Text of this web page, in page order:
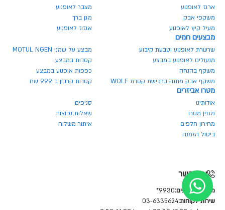
ארגז לאופנוע
מצבר לאופנוע
משקפי אבק
מגן ברך
מעיל קיץ לאופנוע
אגזוז לאופנוע
מבצעים חמים
שרשרת לאופנוע וטבעת קיבוע
מבצע על שמני MOTUL NGEN
מנעולים לאופנוע במבצע
קסדות במבצע
משקף בהנחה
כפפות אופנוע במבצע
משקף אבק מתנה ברכישת קסדת WOLF
קסדות קרבון ב 999 שח
מטרו אביזרים
אודותינו
סניפים
מגזין מטרו
שאלות נפוצות
מחירון חלפים
איתור משלוח
ביטול הזמנה
צור קשר
מחלקת חלפים:9930*
שירות לקוחות:03-6335624